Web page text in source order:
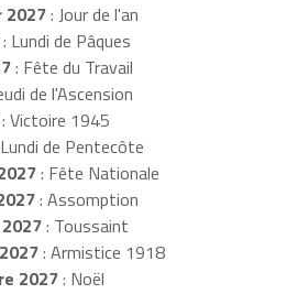
: Jour de l'an
Lundi de Pâques
: Fête du Travail
de l'Ascension
Victoire 1945
de Pentecôte
: Fête Nationale
: Assomption
: Toussaint
: Armistice 1918
2027: Noël